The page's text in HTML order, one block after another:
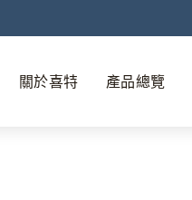
關於喜特 產品總覽